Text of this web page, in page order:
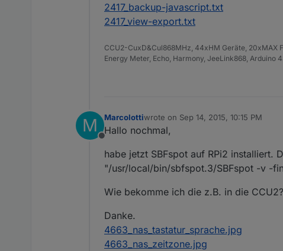
2417_backup-javascript.txt
2417_view-export.txt
CCU2-CuxD&Cul868MHz, 44xHM Geräte, 20xMAX
Energy Meter, Echo, Harmony, JeeLink868, Arduino
M
Offline
Marcolottiwrote on Sep 14, 2015, 10:15 PM
last edited by
Hallo nochmal,
habe jetzt SBFspot auf RPi2 installiert.
"/usr/local/bin/sbfspot.3/SBFspot -v -
Wie bekomme ich die z.B. in die CCU2?
Danke.
4663_nas_tastatur_sprache.jpg
4663_nas_zeitzone.jpg